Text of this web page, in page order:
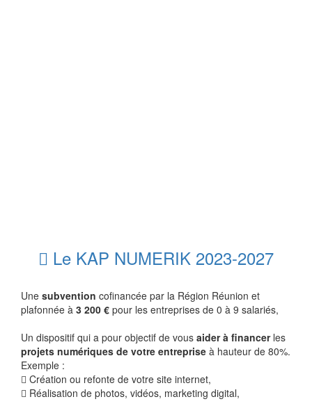
Le KAP NUMERIK 2023-2027
Une subvention cofinancée par la Région Réunion et
plafonnée à 3 200 € pour les entreprises de 0 à 9 salariés,
Un dispositif qui a pour objectif de vous aider à financerles
projets numériques de votre entreprise à hauteur de 80%.
Exemple :
Création ou refonte de votre site internet,
Réalisation de photos, vidéos, marketing digital,